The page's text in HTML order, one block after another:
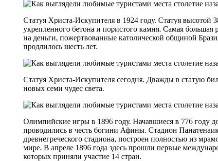
Статуя Христа-Искупителя в 1924 году. Статуя высотой
укрепленного бетона и пористого камня. Самая большая
на деньги, пожертвованные католической общиной
продлилось шесть лет.
Статуя Христа-Искупителя сегодня. Дважды в статую
новых семи чудес света.
Олимпийские игры в 1896 году. Начавшиеся в 776 году
проводились в честь богини Афины. Стадион
древнегреческого стадиона, построен полностью из
мире. В апреле 1896 года здесь прошли первые
которых приняли участие 14 стран.